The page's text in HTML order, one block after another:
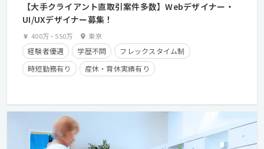
【大手クライアント直取引案件多数】Webデザイナー・
UI/UXデザイナー募集！
400万~550万 東京
経験者優遇 学歴不問
フレックスタイム制
時短勤務有り
産休・育休実績有り